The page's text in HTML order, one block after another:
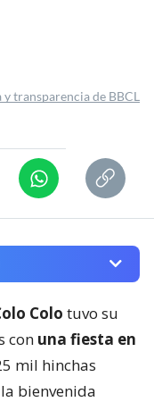
y transparencia de BBCL
Colo tuvo su
con una fiesta en
mil hinchas
bienvenida